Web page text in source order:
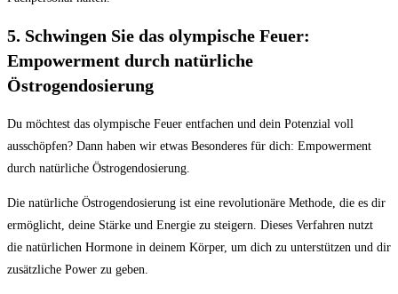
5. Schwingen Sie das olympische Feuer:
Empowerment ​durch natürliche
Östrogendosierung
Du möchtest⁢ das olympische Feuer entfachen und ‍dein Potenzial voll
ausschöpfen? Dann haben wir‌ etwas Besonderes für dich: Empowerment
durch natürliche⁣ Östrogendosierung.
Die ‍natürliche Östrogendosierung ist eine revolutionäre Methode, die es dir​
ermöglicht, deine Stärke und Energie⁤ zu steigern. Dieses ⁣Verfahren​ nutzt
die natürlichen ‍Hormone in deinem​ Körper,‍ um dich zu unterstützen ⁤und⁤ dir
zusätzliche Power zu geben.